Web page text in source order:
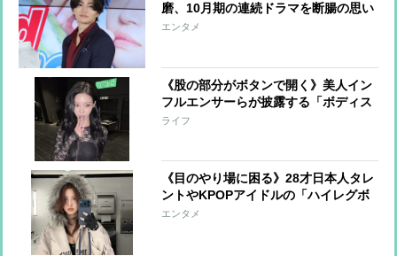
磨、10月期の連続ドラマを断腸の思い
で降板 代役オファーを二つ返事で引
エンタメ
《股の部分がボタンで開く》美人イン
フルエンサーらが披露する「ボディス
ーツ」が体型論争に「今夏日本でも流
ライフ
《目のやり場に困る》28才日本人タレ
ントやKPOPアイドルの「ハイレグボ
ディスーツ」に賛否、実は「性的な意
エンタメ